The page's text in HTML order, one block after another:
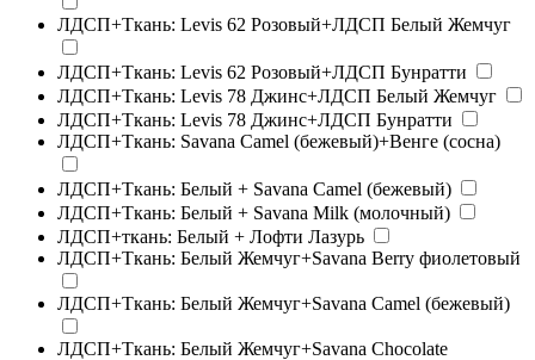
ЛДСП+Ткань: Levis 62 Розовый+ЛДСП Белый Жемчуг
ЛДСП+Ткань: Levis 62 Розовый+ЛДСП Бунратти
ЛДСП+Ткань: Levis 78 Джинс+ЛДСП Белый Жемчуг
ЛДСП+Ткань: Levis 78 Джинс+ЛДСП Бунратти
ЛДСП+Ткань: Savana Camel (бежевый)+Венге (сосна)
ЛДСП+Ткань: Белый + Savana Camel (бежевый)
ЛДСП+Ткань: Белый + Savana Milk (молочный)
ЛДСП+ткань: Белый + Лофти Лазурь
ЛДСП+Ткань: Белый Жемчуг+Savana Berry фиолетовый
ЛДСП+Ткань: Белый Жемчуг+Savana Camel (бежевый)
ЛДСП+Ткань: Белый Жемчуг+Savana Chocolate